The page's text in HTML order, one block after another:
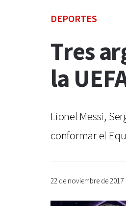
DEPORTES
Tres
la
Lionel Messi,
conformar el
22 de noviembre de 2017